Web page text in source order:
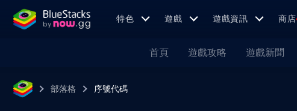
特色 遊戲 遊戲資訊 商店
首頁 遊戲攻略 遊戲新聞
部落格 序號代碼